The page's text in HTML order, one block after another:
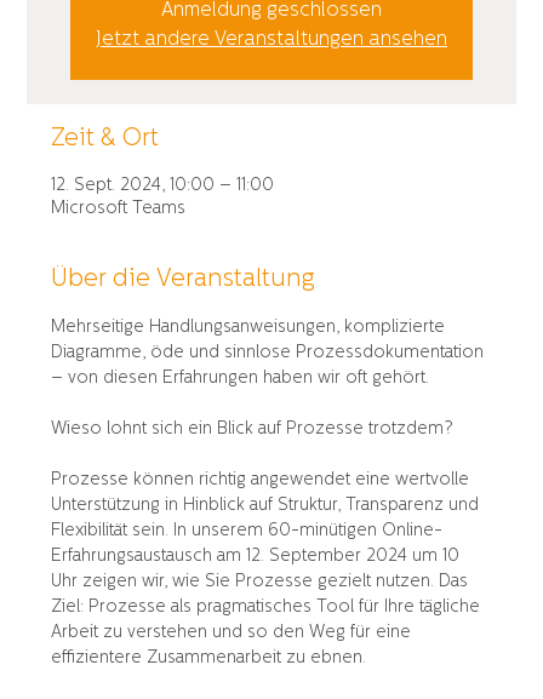
Anmeldung geschlossen
Jetzt andere Veranstaltungen ansehen
Zeit & Ort
12. Sept. 2024, 10:00 – 11:00
Microsoft Teams
Über die Veranstaltung
Mehrseitige Handlungsanweisungen, komplizierte
Diagramme, öde und sinnlose Prozessdokumentation
– von diesen Erfahrungen haben wir oft gehört.
Wieso lohnt sich ein Blick auf Prozesse trotzdem?
Prozesse können richtig angewendet eine wertvolle
Unterstützung in Hinblick auf Struktur, Transparenz und
Flexibilität sein. In unserem 60-minütigen Online-
Erfahrungsaustausch am 12. September 2024 um 10
Uhr zeigen wir, wie Sie Prozesse gezielt nutzen. Das
Ziel: Prozesse als pragmatisches Tool für Ihre tägliche
Arbeit zu verstehen und so den Weg für eine
effizientere Zusammenarbeit zu ebnen.